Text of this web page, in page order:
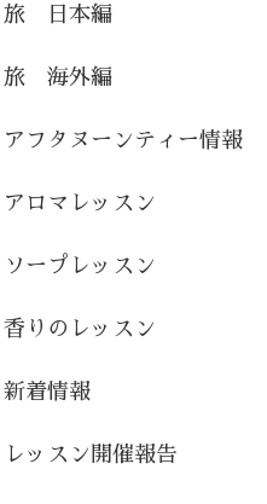
旅 日本編
旅 海外編
アフタヌーンティー情報
アロマレッスン
ソープレッスン
香りのレッスン
新着情報
レッスン開催報告